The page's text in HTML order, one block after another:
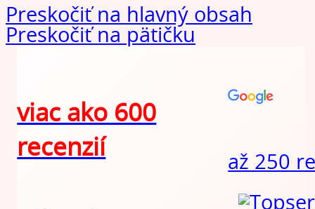
Preskočiť na hlavný obsah
Preskočiť na pätičku
viac ako 600
recenzií
až 250